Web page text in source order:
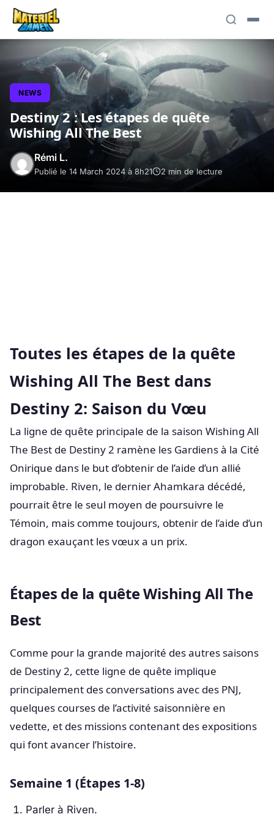
NEWS
Destiny 2 : Les étapes de quête
Wishing All The Best
Rémi L.
Publié le 14 March 2024 à 8h21 2 min de lecture
Toutes les étapes de la quête
Wishing All The Best dans
Destiny 2: Saison du Vœu
La ligne de quête principale de la saison Wishing All
The Best de Destiny 2 ramène les Gardiens à la Cité
Onirique dans le but d’obtenir de l’aide d’un allié
improbable. Riven, le dernier Ahamkara décédé,
pourrait être le seul moyen de poursuivre le
Témoin, mais comme toujours, obtenir de l’aide d’un
dragon exauçant les vœux a un prix.
Étapes de la quête Wishing All The
Best
Comme pour la grande majorité des autres saisons
de Destiny 2, cette ligne de quête implique
principalement des conversations avec des PNJ,
quelques courses de l’activité saisonnière en
vedette, et des missions contenant des expositions
qui font avancer l’histoire.
Semaine 1 (Étapes 1-8)
Parler à Riven.